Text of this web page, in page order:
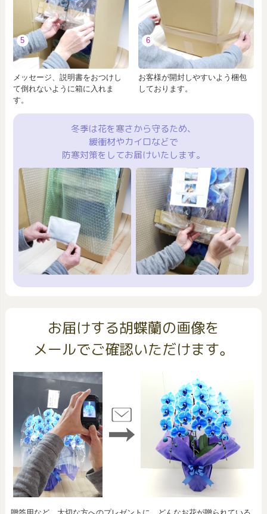
5
メッセージ、説明書をおつけし
て倒れないように箱に入れま
す。
6
お客様が開封しやすいよう梱包
しております。
冬季は花を寒さから守るため、
緩衝材やカイロなどで
防寒対策をしてお届けいたします。
お届けする胡蝶蘭の画像を
メールでご確認いただけます。